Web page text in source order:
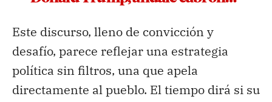
Este discurso, lleno de convicción y
desafío, parece reflejar una estrategia
política sin filtros, una que apela
directamente al pueblo. El tiempo dirá si su